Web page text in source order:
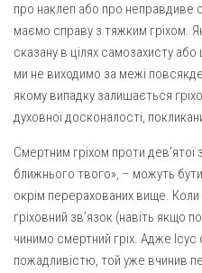
про наклеп або про неправдиве
маємо справу з тяжким гріхом.
сказану в цілях самозахисту
ми не виходимо за межі
якому випадку залишається
духовної досконалості,
Смертним гріхом проти дев’ятої
ближнього твого», – можуть бути
окрім перерахованих вище.
гріховний зв’язок (навіть якщо
чинимо смертний гріх. Адже
пожадливістю, той уже вчинив